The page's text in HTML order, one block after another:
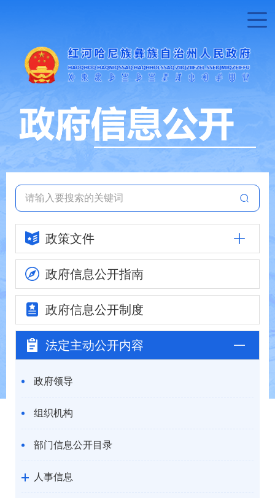
政策文件
政府信息公开指南
政府信息公开制度
法定主动公开内容
政府领导
组织机构
部门信息公开目录
人事信息